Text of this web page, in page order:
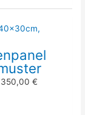
350,00€